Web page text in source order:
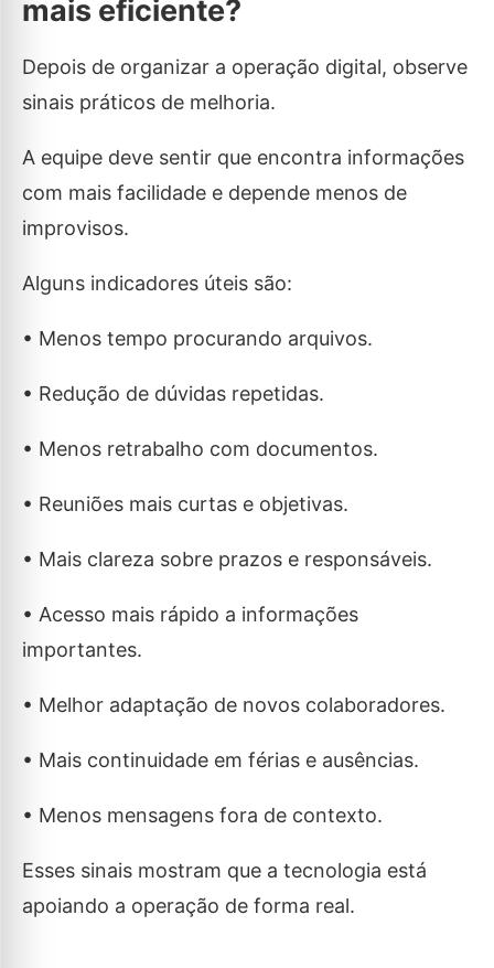
mais eficiente?
Depois de organizar a operação digital, observe
sinais práticos de melhoria.
A equipe deve sentir que encontra informações
com mais facilidade e depende menos de
improvisos.
Alguns indicadores úteis são:
• Menos tempo procurando arquivos.
• Redução de dúvidas repetidas.
• Menos retrabalho com documentos.
• Reuniões mais curtas e objetivas.
• Mais clareza sobre prazos e responsáveis.
• Acesso mais rápido a informações
importantes.
• Melhor adaptação de novos colaboradores.
• Mais continuidade em férias e ausências.
• Menos mensagens fora de contexto.
Esses sinais mostram que a tecnologia está
apoiando a operação de forma real.